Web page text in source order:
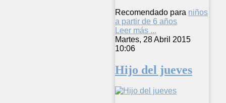
Recomendado para niños
a partir de 6 años
Leer más ...
Martes, 28 Abril 2015
10:06
Hijo del jueves